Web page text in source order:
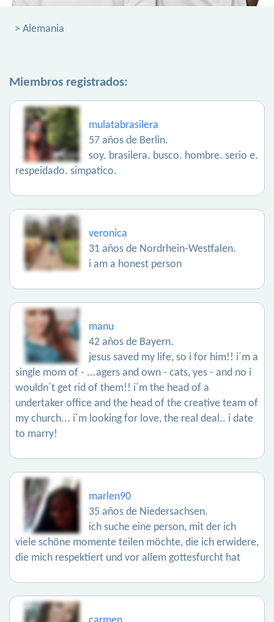
> Alemania
Miembros registrados:
mulatabrasilera
57 años de Berlin.
soy. brasilera. busco. hombre. serio e.
respeidado. simpatico.
veronica
31 años de Nordrhein-Westfalen.
i am a honest person
manu
42 años de Bayern.
jesus saved my life, so i for him!! i´m a
single mom of - ...agers and own - cats, yes - and no i
wouldn´t get rid of them!! i´m the head of a
undertaker office and the head of the creative team of
my church... i´m looking for love, the real deal.. i date
to marry!
marlen90
35 años de Niedersachsen.
ich suche eine person, mit der ich
viele schöne momente teilen möchte, die ich erwidere,
die mich respektiert und vor allem gottesfurcht hat